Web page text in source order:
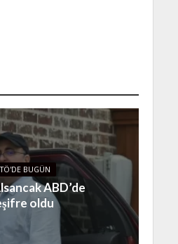
BUGÜN
ABD’de
oldu